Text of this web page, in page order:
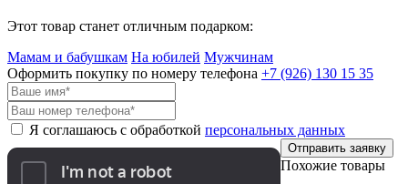
Этот товар станет отличным подарком:
Мамам и бабушкам На юбилей Мужчинам
Оформить покупку по номеру телефона +7 (926) 130 15 35
Я соглашаюсь с обработкой персональных данных
Отправить заявку
Похожие товары